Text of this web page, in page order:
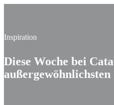
Inspiration
Diese Woche bei